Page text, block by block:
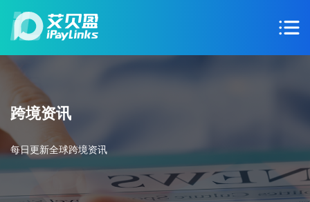
跨境资讯
每日更新全球跨境资讯